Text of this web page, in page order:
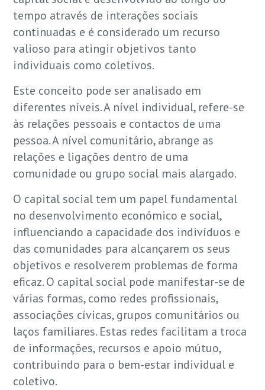
tempo através de interações sociais
continuadas e é considerado um recurso
valioso para atingir objetivos tanto
individuais como coletivos.
Este conceito pode ser analisado em
diferentes níveis. A nível individual, refere-se
às relações pessoais e contactos de uma
pessoa. A nível comunitário, abrange as
relações e ligações dentro de uma
comunidade ou grupo social mais alargado.
O capital social tem um papel fundamental
no desenvolvimento económico e social,
influenciando a capacidade dos indivíduos e
das comunidades para alcançarem os seus
objetivos e resolverem problemas de forma
eficaz. O capital social pode manifestar-se de
várias formas, como redes profissionais,
associações cívicas, grupos comunitários ou
laços familiares. Estas redes facilitam a troca
de informações, recursos e apoio mútuo,
contribuindo para o bem-estar individual e
coletivo.